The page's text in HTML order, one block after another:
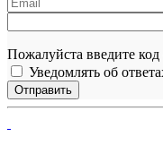
Пожалуйста введите код
Уведомлять об